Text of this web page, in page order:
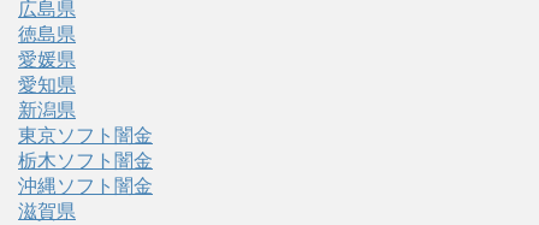
広島県
徳島県
愛媛県
愛知県
新潟県
東京ソフト闇金
栃木ソフト闇金
沖縄ソフト闇金
滋賀県